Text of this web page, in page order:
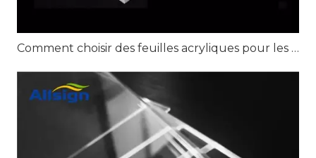
Comment choisir des feuilles acryliques pour les projets d'affichage au détail